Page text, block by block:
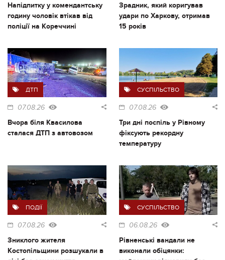
Напідпитку у комендантську
годину чоловік втікав від
поліції на Кореччині
Зрадник, який коригував
удари по Харкову, отримав
15 років
ДТП
07.08.26
Вчора біля Квасилова
сталася ДТП з автовозом
СУСПІЛЬСТВО
07.08.26
Три дні поспіль у Рівному
фіксують рекордну
температуру
ПОДІЇ
07.08.26
Зниклого жителя
Костопільщини розшукали в
СУСПІЛЬСТВО
06.08.26
Рівненські вандали не
виконали обіцянки: